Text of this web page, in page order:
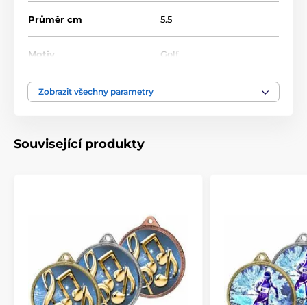
Průměr cm 5.5
Motiv Golf
Typ ocenění
Zobrazit všechny parametry
Související produkty